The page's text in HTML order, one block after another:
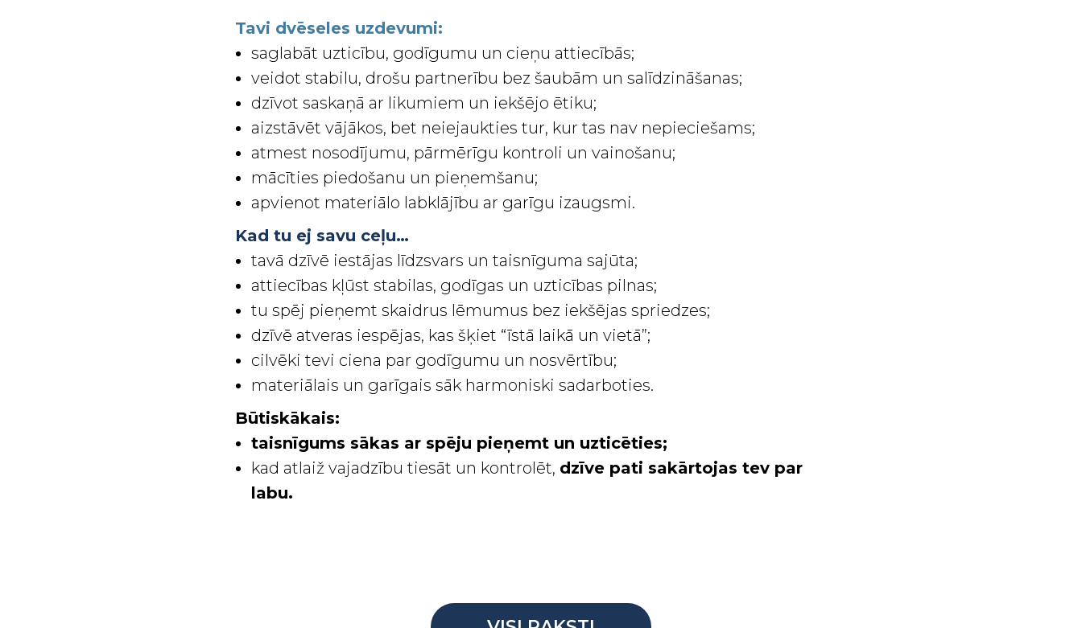
Tavi dvēseles uzdevumi:
saglabāt uzticību, godīgumu un cieņu attiecībās;
veidot stabilu, drošu partnerību bez šaubām un salīdzināšanas;
dzīvot saskaņā ar likumiem un iekšējo ētiku;
aizstāvēt vājākos, bet neiejaukties tur, kur tas nav nepieciešams;
atmest nosodījumu, pārmērīgu kontroli un vainošanu;
mācīties piedošanu un pieņemšanu;
apvienot materiālo labklājību ar garīgu izaugsmi.
Kad tu ej savu ceļu…
tavā dzīvē iestājas līdzsvars un taisnīguma sajūta;
attiecības kļūst stabilas, godīgas un uzticības pilnas;
tu spēj pieņemt skaidrus lēmumus bez iekšējas spriedzes;
dzīvē atveras iespējas, kas šķiet “īstā laikā un vietā”;
cilvēki tevi ciena par godīgumu un nosvērtību;
materiālais un garīgais sāk harmoniski sadarboties.
Būtiskākais:
taisnīgums sākas ar spēju pieņemt un uzticēties;
kad atlaiž vajadzību tiesāt un kontrolēt, dzīve pati sakārtojas tev par
labu.